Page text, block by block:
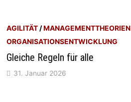
AGILITÄT /MANAGEMENTTHEORIEN
ORGANISATIONSENTWICKLUNG
Gleiche Regeln für alle
31. Januar 2026